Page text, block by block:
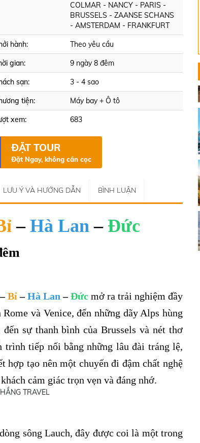
COLMAR - NANCY - PARIS -
BRUSSELS - ZAANSE SCHANS
- AMSTERDAM - FRANKFURT
hành: Theo yêu cầu
gian: 9 ngày 8 đêm
sạn: 3 - 4 sao
tiện: Máy bay + Ô tô
xem: 683
ĐẶT TOUR
Đặt Ngay, không cần cọc
LƯU Ý VÀ HƯỚNG DẪN BÌNH LUẬN
– Hà Lan– Đức
Bỉ –Hà Lan –Đứcmở ra trải nghiệm đầy
và Venice, đến những dãy Alps hùng
sự thanh bình của Brussels và nét thơ
trình tiếp nối bằng những lâu đài tráng lệ,
hợp tạo nên một chuyến đi đậm chất nghệ
cảm giác trọn vẹn và đáng nhớ.
sông Lauch, đây được coi là một trong